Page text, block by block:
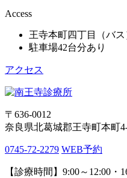
Access
王寺本町四丁目（バ
駐車場42台分あり
アクセス
〒636-0012
奈良県北葛城郡王寺町本町
0745-72-2279 WEB予約
【診療時間】9:00～12:00